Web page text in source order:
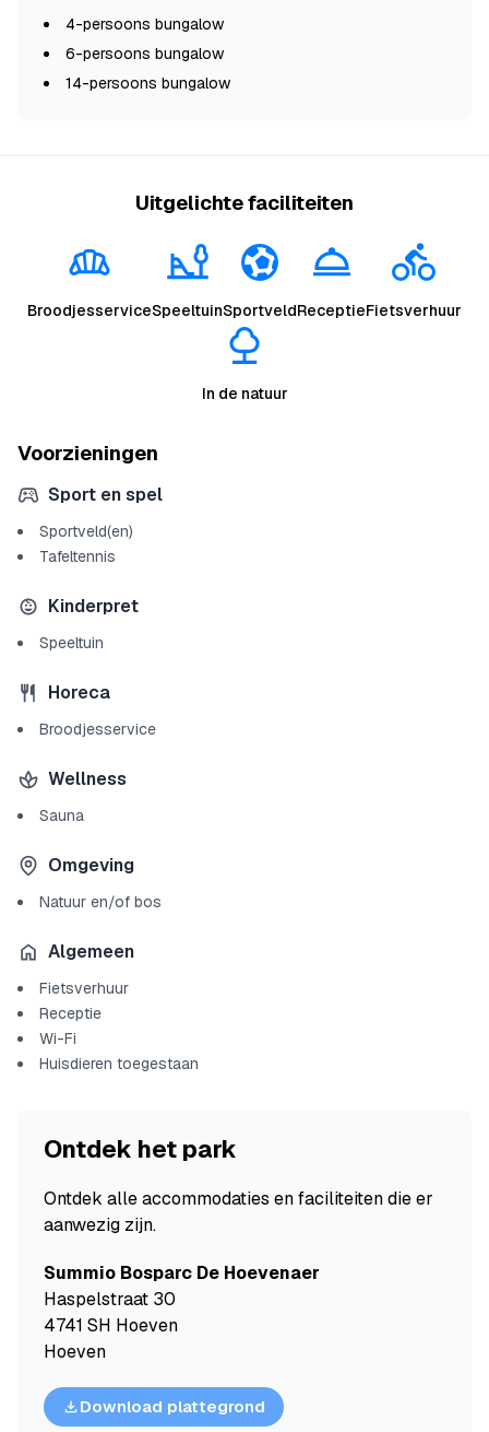
4-persoons bungalow
6-persoons bungalow
14-persoons bungalow
Uitgelichte faciliteiten
BroodjesserviceSpeeltuinSportveldReceptieFietsverhuur
In de natuur
Voorzieningen
Sport en spel
Sportveld(en)
Tafeltennis
Kinderpret
Speeltuin
Horeca
Broodjesservice
Wellness
Sauna
Omgeving
Natuur en/of bos
Algemeen
Fietsverhuur
Receptie
Wi-Fi
Huisdieren toegestaan
Ontdek het park
Ontdek alle accommodaties en faciliteiten die er
aanwezig zijn.
Summio Bosparc De Hoevenaer
Haspelstraat 30
4741 SH Hoeven
Hoeven
Download plattegrond